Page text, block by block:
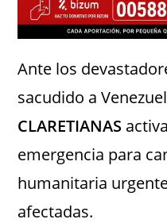
Ante los
sacudido a
CLARETIANAS
emergencia para
humanitaria
afectadas.